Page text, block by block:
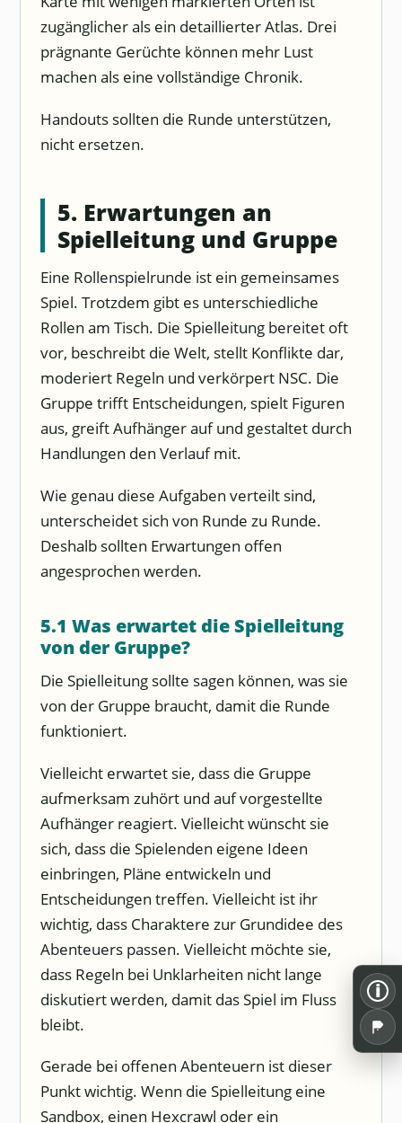
zugänglicher als ein detaillierter Atlas. Drei
prägnante Gerüchte können mehr Lust
machen als eine vollständige Chronik.
Handouts sollten die Runde unterstützen,
nicht ersetzen.
5. Erwartungen an
Spielleitung und Gruppe
Eine Rollenspielrunde ist ein gemeinsames
Spiel. Trotzdem gibt es unterschiedliche
Rollen am Tisch. Die Spielleitung bereitet oft
vor, beschreibt die Welt, stellt Konflikte dar,
moderiert Regeln und verkörpert NSC. Die
Gruppe trifft Entscheidungen, spielt Figuren
aus, greift Aufhänger auf und gestaltet durch
Handlungen den Verlauf mit.
Wie genau diese Aufgaben verteilt sind,
unterscheidet sich von Runde zu Runde.
Deshalb sollten Erwartungen offen
angesprochen werden.
5.1 Was erwartet die Spielleitung
von der Gruppe?
Die Spielleitung sollte sagen können, was sie
von der Gruppe braucht, damit die Runde
funktioniert.
Vielleicht erwartet sie, dass die Gruppe
aufmerksam zuhört und auf vorgestellte
Aufhänger reagiert. Vielleicht wünscht sie
sich, dass die Spielenden eigene Ideen
einbringen, Pläne entwickeln und
Entscheidungen treffen. Vielleicht ist ihr
wichtig, dass Charaktere zur Grundidee des
Abenteuers passen. Vielleicht möchte sie,
dass Regeln bei Unklarheiten nicht lange
diskutiert werden, damit das Spiel im Fluss
bleibt.
Gerade bei offenen Abenteuern ist dieser
Punkt wichtig. Wenn die Spielleitung eine
Sandbox, einen Hexcrawl oder ein
i